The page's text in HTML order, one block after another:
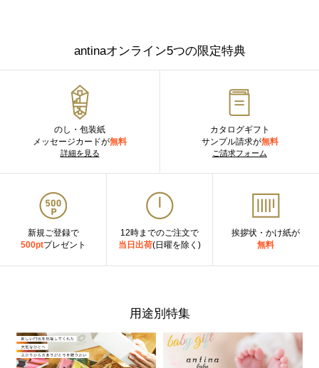
antinaオンライン5つの限定特典
のし・包装紙
メッセージカードが無料
詳細を見る
カタログギフト
サンプル請求が無料
ご請求フォーム
新規ご登録で
500ptプレゼント
12時までのご注文で
当日出荷(日曜を除く)
挨拶状・かけ紙が
無料
用途別特集